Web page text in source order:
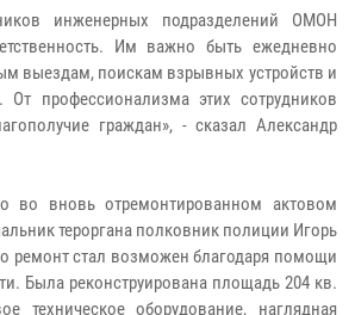
инженерных подразделений ОМОН
Им важно быть ежедневно
выездам, поискам взрывных устройств и
профессионализма этих сотрудников
граждан», - сказал Александр
во вновь отремонтированном актовом
тероргана полковник полиции Игорь
ремонт стал возможен благодаря помощи
Была реконструирована площадь 204 кв.
техническое оборудование, наглядная